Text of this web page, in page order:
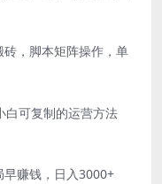
，脚本矩阵操作，单
白可复制的运营方法
赚钱，日入3000+